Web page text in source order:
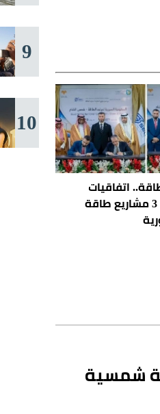
اتفاقيات
سعودية لتطوير 3 مشاريع طاقة
9
10
3 مشاريع طاقة شمسية